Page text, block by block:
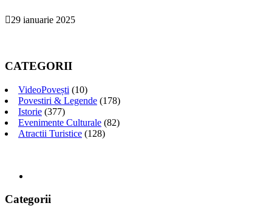
29 ianuarie 2025
CATEGORII
VideoPovești (10)
Povestiri & Legende (178)
Istorie (377)
Evenimente Culturale (82)
Atractii Turistice (128)
Categorii